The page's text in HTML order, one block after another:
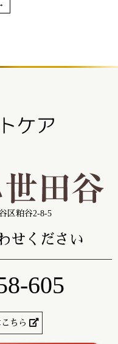
区粕谷2-8-5
せください
605
ちら